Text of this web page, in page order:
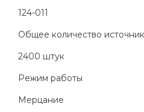
124-011
Общее количество
2400 штук
Режим работы
Мерцание